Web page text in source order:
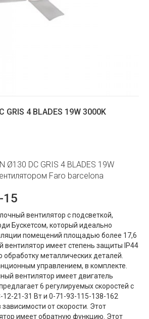
GRIS 4 BLADES 19W 3000K
Ø130 DC GRIS 4 BLADES 19W
Faro barcelona
15
вентилятор с подсветкой,
Бускетсом, который идеально
помещений площадью более 17,6
вентилятор имеет степень защиты IP44
обработку металлических деталей.
управлением, в комплекте.
вентилятор имеет двигатель
6 регулируемых скоростей с
21-31 Вт и 0-71-93-115-138-162
от скорости. Этот
имеет обратную функцию. Этот